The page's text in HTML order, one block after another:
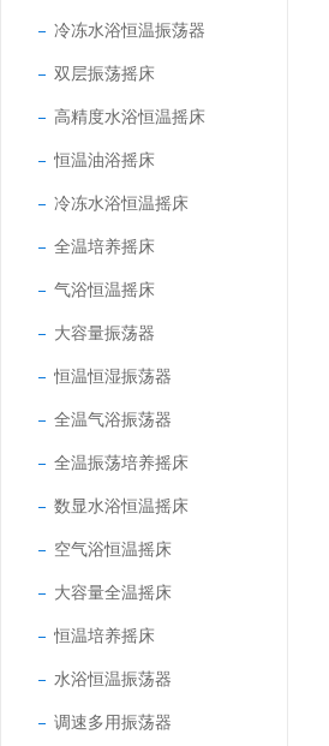
冷冻水浴恒温振荡器
双层振荡摇床
高精度水浴恒温摇床
恒温油浴摇床
冷冻水浴恒温摇床
全温培养摇床
气浴恒温摇床
大容量振荡器
恒温恒湿振荡器
全温气浴振荡器
全温振荡培养摇床
数显水浴恒温摇床
空气浴恒温摇床
大容量全温摇床
恒温培养摇床
水浴恒温振荡器
调速多用振荡器